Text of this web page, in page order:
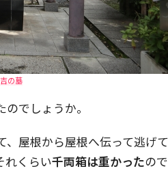
の墓
でしょうか。
屋根から屋根へ伝って逃げ
れくらい千両箱は重かったので